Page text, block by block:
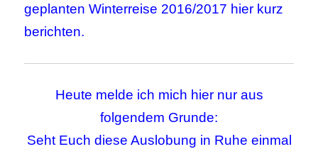
geplanten Winterreise 2016/2017 hier kurz
berichten.
Heute melde ich mich hier nur aus
folgendem Grunde:
Seht Euch diese Auslobung in Ruhe einmal